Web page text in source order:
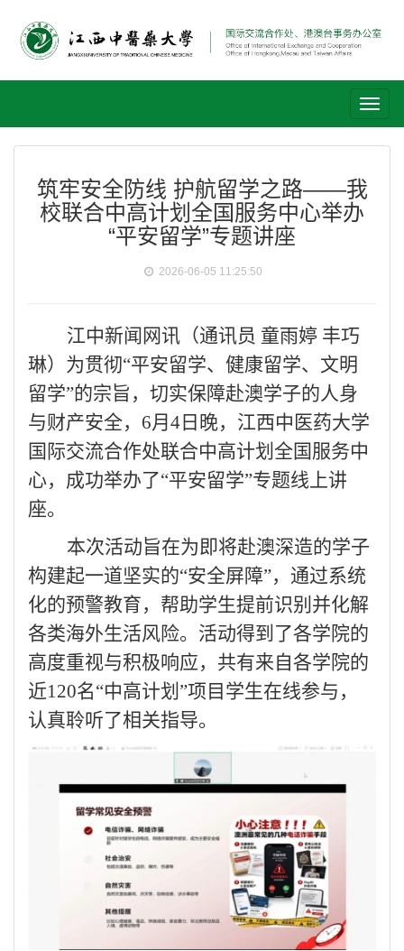
筑牢安全防线 护航留学之路——我
校联合中高计划全国服务中心举办
“平安留学”专题讲座
2026-06-05 11:25:50
江中新闻 网讯 （通讯员 童雨婷 丰巧
琳） 为贯彻“平安留学、健康留学、文明
留学”的宗旨，切实保障赴澳学子的人身
与财产安全，6月4日晚，江西中医药大学
国际交流合作处联合中高计划全国服务中
心，成功举办了“平安留学”专题线上讲
座。
本次活动旨在为即将赴澳深造的学子
构建起一道坚实的“安全屏障”，通过系统
化的预警教育，帮助学生提前识别并化解
各类海外生活风险。活动得到了各学院的
高度重视与积极响应，共有来自各学院的
近120名“中高计划”项目学生在线参与，
认真聆听了相关指导。